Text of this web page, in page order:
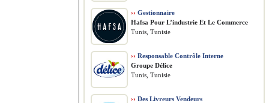
›› Gestionnaire
Hafsa Pour L’industrie Et Le Commerce
Tunis, Tunisie
›› Responsable Contrôle Interne
Groupe Délice
Tunis, Tunisie
›› Des Livreurs Vendeurs